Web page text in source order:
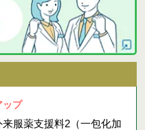
ップ
来服薬支援料2（一包化加